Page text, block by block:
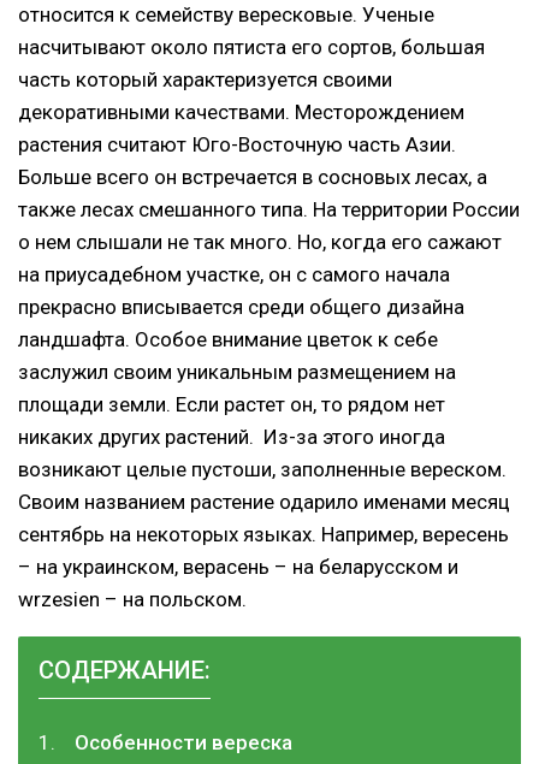
относится к семейству вересковые. Ученые
насчитывают около пятиста его сортов, большая
часть который характеризуется своими
декоративными качествами. Месторождением
растения считают Юго-Восточную часть Азии.
Больше всего он встречается в сосновых лесах, а
также лесах смешанного типа. На территории России
о нем слышали не так много. Но, когда его сажают
на приусадебном участке, он с самого начала
прекрасно вписывается среди общего дизайна
ландшафта. Особое внимание цветок к себе
заслужил своим уникальным размещением на
площади земли. Если растет он, то рядом нет
никаких других растений. Из-за этого иногда
возникают целые пустоши, заполненные вереском.
Своим названием растение одарило именами месяц
сентябрь на некоторых языках. Например, вересень
– на украинском, верасень – на беларусском и
wrzesien – на польском.
СОДЕРЖАНИЕ:
Особенности вереска